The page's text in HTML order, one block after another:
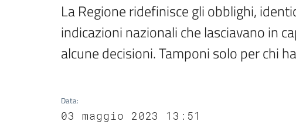
La Regione ridefinisce gli obblighi,
indicazioni nazionali che lasciavano in
alcune decisioni. Tamponi solo per chi
Data:
03 maggio 2023 13:51